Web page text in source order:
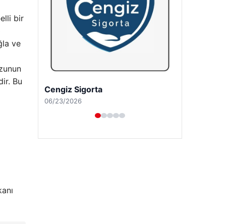
bir
ve
Bu
Hastaş Beton
05/26/2026